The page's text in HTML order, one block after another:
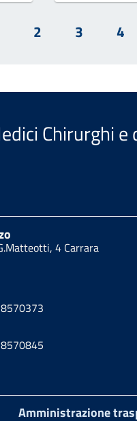
2 3 4
Chirurghi
4 Carrara
Amministrazione